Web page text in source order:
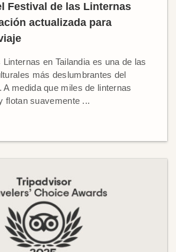
Festival de las Linternas
actualizada para
en Tailandia es una de las
más deslumbrantes del
A medida que miles de linternas
flotan suavemente ...